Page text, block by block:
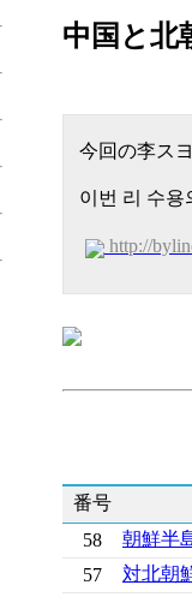
中国と北
今回の李ス
이번 리 수용
http://
番号
58
朝鮮半
57
対北朝